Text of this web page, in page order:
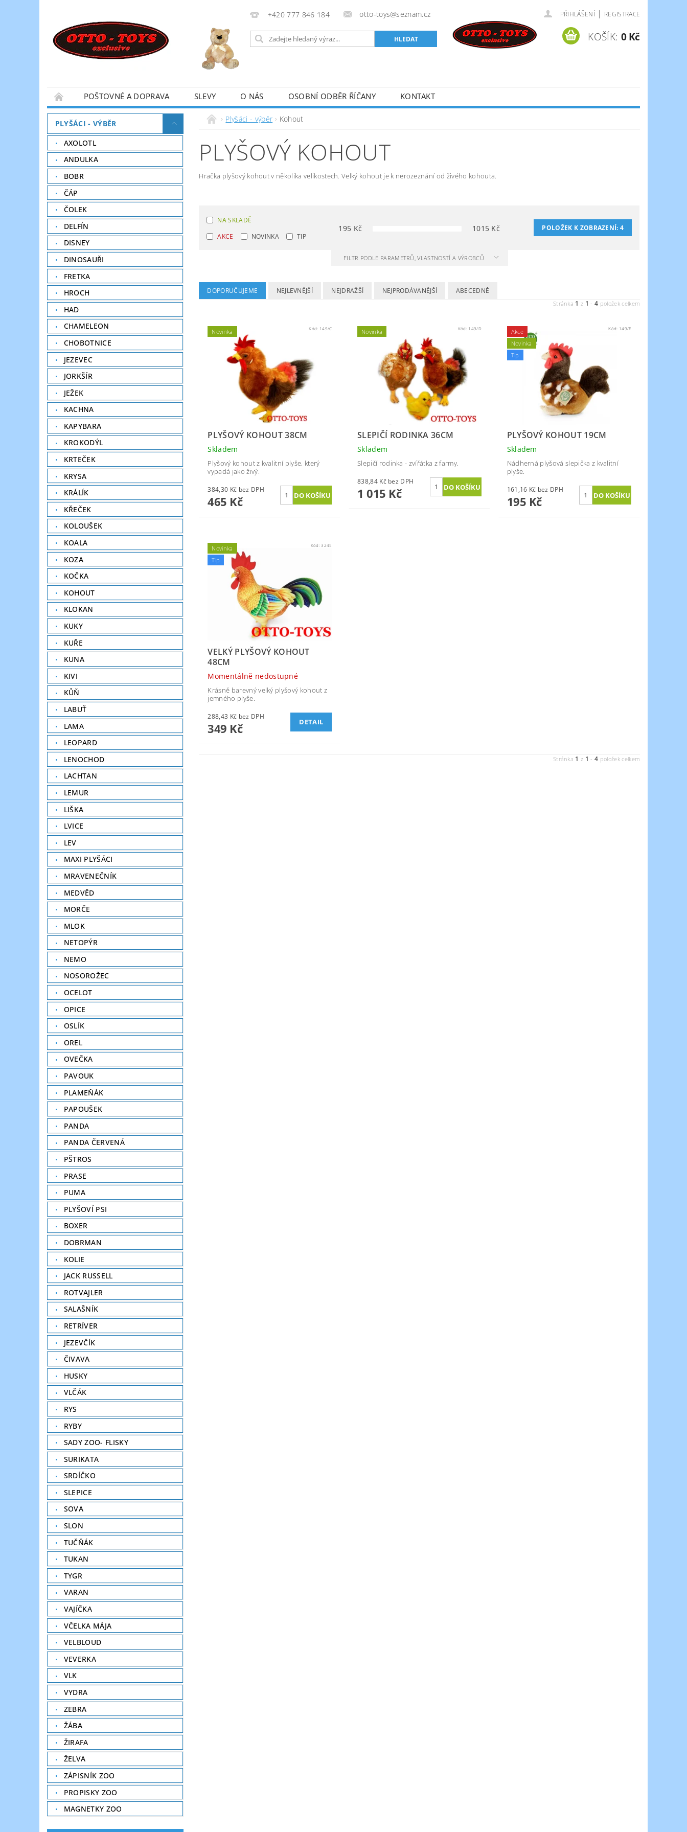
+420 777 846 184 otto-toys@seznam.cz PŘIHLÁŠENÍ | REGISTRACE
KOŠÍK: 0 Kč
POŠTOVNÉ A DOPRAVA SLEVY O NÁS OSOBNÍ ODBĚR ŘÍČANY KONTAKT
PLYŠÁCI - VÝBĚR
AXOLOTL
ANDULKA
BOBR
ČÁP
ČOLEK
DELFÍN
DISNEY
DINOSAUŘI
FRETKA
HROCH
HAD
CHAMELEON
CHOBOTNICE
JEZEVEC
JORKŠÍR
JEŽEK
KACHNA
KAPYBARA
KROKODÝL
KRTEČEK
KRYSA
KRÁLÍK
KŘEČEK
KOLOUŠEK
KOALA
KOZA
KOČKA
KOHOUT
KLOKAN
KUKY
KUŘE
KUNA
KIVI
KŮŇ
LABUŤ
LAMA
LEOPARD
LENOCHOD
LACHTAN
LEMUR
LIŠKA
LVICE
LEV
MAXI PLYŠÁCI
MRAVENEČNÍK
MEDVĚD
MORČE
MLOK
NETOPÝR
NEMO
NOSOROŽEC
OCELOT
OPICE
OSLÍK
OREL
OVEČKA
PAVOUK
PLAMEŇÁK
PAPOUŠEK
PANDA
PANDA ČERVENÁ
PŠTROS
PRASE
PUMA
PLYŠOVÍ PSI
BOXER
DOBRMAN
KOLIE
JACK RUSSELL
ROTVAJLER
SALAŠNÍK
RETRÍVER
JEZEVČÍK
ČIVAVA
HUSKY
VLČÁK
RYS
RYBY
SADY ZOO- FLISKY
SURIKATA
SRDÍČKO
SLEPICE
SOVA
SLON
TUČŇÁK
TUKAN
TYGR
VARAN
VAJÍČKA
VČELKA MÁJA
VELBLOUD
VEVERKA
VLK
VYDRA
ZEBRA
ŽÁBA
ŽIRAFA
ŽELVA
ZÁPISNÍK ZOO
PROPISKY ZOO
MAGNETKY ZOO
Plyšáci - výběr Kohout
PLYŠOVÝ KOHOUT
Hračka plyšový kohout v několika velikostech. Velký kohout je k nerozeznání od živého kohouta.
NA SKLADĚ
AKCE
NOVINKA TIP
195 Kč 1015 Kč POLOŽEK K ZOBRAZENÍ:4
FILTR PODLE PARAMETRŮ, VLASTNOSTÍ A VÝROBCŮ
DOPORUČUJEME NEJLEVNĚJŠÍ NEJDRAŽŠÍ NEJPRODÁVANĚJŠÍ ABECEDNĚ
Stránka 1 z 1 -4 položek celkem
Novinka Kód: 149/C
PLYŠOVÝ KOHOUT 38CM
Skladem
Plyšový kohout z kvalitní plyše, který
vypadá jako živý.
384,30 Kč bez DPH
465 Kč
Novinka Kód: 149/D
SLEPIČÍ RODINKA 36CM
Skladem
Slepičí rodinka - zvířátka z farmy.
838,84 Kč bez DPH
1 015 Kč
Akce
Novinka
Tip
Kód: 149/E
PLYŠOVÝ KOHOUT 19CM
Skladem
Nádherná plyšová slepička z kvalitní
plyše.
161,16 Kč bez DPH
195 Kč
Novinka
Tip
Kód:3245
VELKÝ PLYŠOVÝ KOHOUT
48CM
Momentálně nedostupné
Krásně barevný velký plyšový kohout z
jemného plyše.
288,43 Kč bez DPH
349 Kč DETAIL
Stránka 1 z 1 -4 položek celkem